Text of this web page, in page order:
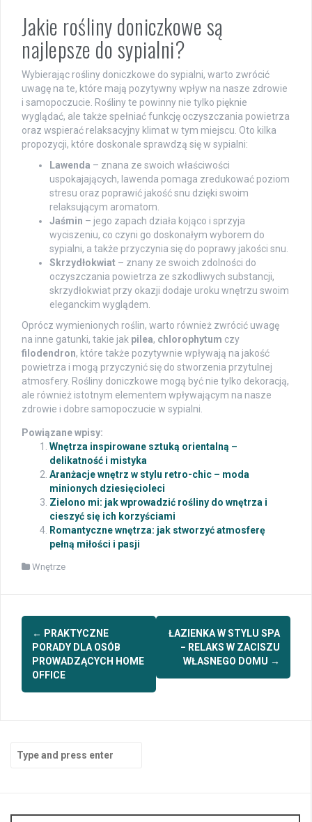
Jakie rośliny doniczkowe są
najlepsze do sypialni?
Wybierając rośliny doniczkowe do sypialni, warto zwrócić
uwagę na te, które mają pozytywny wpływ na nasze zdrowie
i samopoczucie. Rośliny te powinny nie tylko pięknie
wyglądać, ale także spełniać funkcję oczyszczania powietrza
oraz wspierać relaksacyjny klimat w tym miejscu. Oto kilka
propozycji, które doskonale sprawdzą się w sypialni:
Lawenda – znana ze swoich właściwości
uspokajających, lawenda pomaga zredukować poziom
stresu oraz poprawić jakość snu dzięki swoim
relaksującym aromatom.
Jaśmin – jego zapach działa kojąco i sprzyja
wyciszeniu, co czyni go doskonałym wyborem do
sypialni, a także przyczynia się do poprawy jakości snu.
Skrzydłokwiat – znany ze swoich zdolności do
oczyszczania powietrza ze szkodliwych substancji,
skrzydłokwiat przy okazji dodaje uroku wnętrzu swoim
eleganckim wyglądem.
Oprócz wymienionych roślin, warto również zwrócić uwagę
na inne gatunki, takie jak pilea, chlorophytum czy
filodendron, które także pozytywnie wpływają na jakość
powietrza i mogą przyczynić się do stworzenia przytulnej
atmosfery. Rośliny doniczkowe mogą być nie tylko dekoracją,
ale również istotnym elementem wpływającym na nasze
zdrowie i dobre samopoczucie w sypialni.
Powiązane wpisy:
Wnętrza inspirowane sztuką orientalną –
delikatność i mistyka
Aranżacje wnętrz w stylu retro-chic – moda
minionych dziesięcioleci
Zielono mi: jak wprowadzić rośliny do wnętrza i
cieszyć się ich korzyściami
Romantyczne wnętrza: jak stworzyć atmosferę
pełną miłości i pasji
Wnętrze
Post
navigation
← PRAKTYCZNE
PORADY DLA OSÓB
PROWADZĄCYCH HOME
OFFICE
ŁAZIENKA W STYLU SPA
− RELAKS W ZACISZU
WŁASNEGO DOMU →
for: